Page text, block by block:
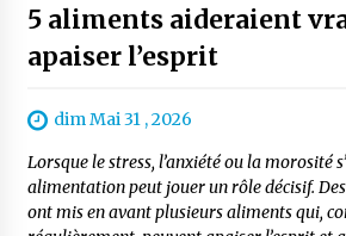
5 aliments aideraient
apaiser l’esprit
dim Mai 31 , 2026
Lorsque le stress, l’anxiété ou la morosité
alimentation peut jouer un rôle décisif.
ont mis en avant plusieurs aliments qui,